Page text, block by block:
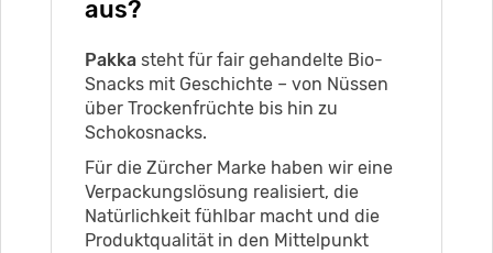
aus?
Pakka steht für fair gehandelte Bio-
Snacks mit Geschichte – von Nüssen
über Trockenfrüchte bis hin zu
Schokosnacks.
Für die Zürcher Marke haben wir eine
Verpackungslösung realisiert, die
Natürlichkeit fühlbar macht und die
Produktqualität in den Mittelpunkt